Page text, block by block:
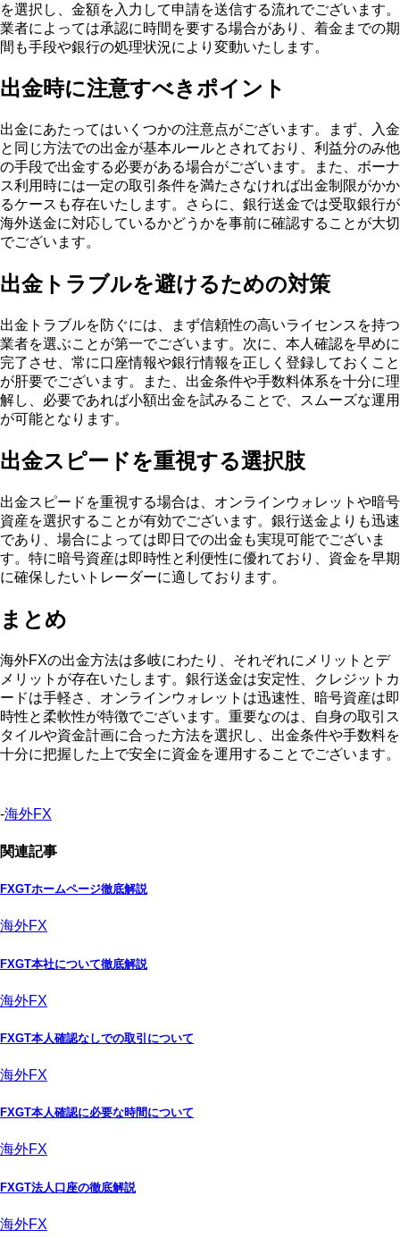
を選択し、金額を入力して申請を送信する流れでございます。
業者によっては承認に時間を要する場合があり、着金までの期
間も手段や銀行の処理状況により変動いたします。
出金時に注意すべきポイント
出金にあたってはいくつかの注意点がございます。まず、入金
と同じ方法での出金が基本ルールとされており、利益分のみ他
の手段で出金する必要がある場合がございます。また、ボーナ
ス利用時には一定の取引条件を満たさなければ出金制限がかか
るケースも存在いたします。さらに、銀行送金では受取銀行が
海外送金に対応しているかどうかを事前に確認することが大切
でございます。
出金トラブルを避けるための対策
出金トラブルを防ぐには、まず信頼性の高いライセンスを持つ
業者を選ぶことが第一でございます。次に、本人確認を早めに
完了させ、常に口座情報や銀行情報を正しく登録しておくこと
が肝要でございます。また、出金条件や手数料体系を十分に理
解し、必要であれば小額出金を試みることで、スムーズな運用
が可能となります。
出金スピードを重視する選択肢
出金スピードを重視する場合は、オンラインウォレットや暗号
資産を選択することが有効でございます。銀行送金よりも迅速
であり、場合によっては即日での出金も実現可能でございま
す。特に暗号資産は即時性と利便性に優れており、資金を早期
に確保したいトレーダーに適しております。
まとめ
海外FXの出金方法は多岐にわたり、それぞれにメリットとデ
メリットが存在いたします。銀行送金は安定性、クレジットカ
ードは手軽さ、オンラインウォレットは迅速性、暗号資産は即
時性と柔軟性が特徴でございます。重要なのは、自身の取引ス
タイルや資金計画に合った方法を選択し、出金条件や手数料を
十分に把握した上で安全に資金を運用することでございます。
-海外FX
関連記事
FXGTホームページ徹底解説
海外FX
FXGT本社について徹底解説
海外FX
FXGT本人確認なしでの取引について
海外FX
FXGT本人確認に必要な時間について
海外FX
FXGT法人口座の徹底解説
海外FX